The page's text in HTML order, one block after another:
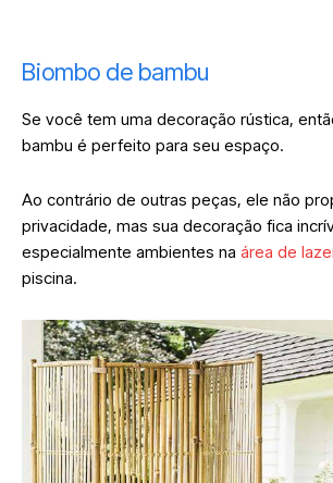
Biombo de bambu
Se você tem uma decoração rústica,
bambu é perfeito para seu espaço.
Ao contrário de outras peças, ele não
privacidade, mas sua decoração fica
especialmente ambientes na área de
piscina.